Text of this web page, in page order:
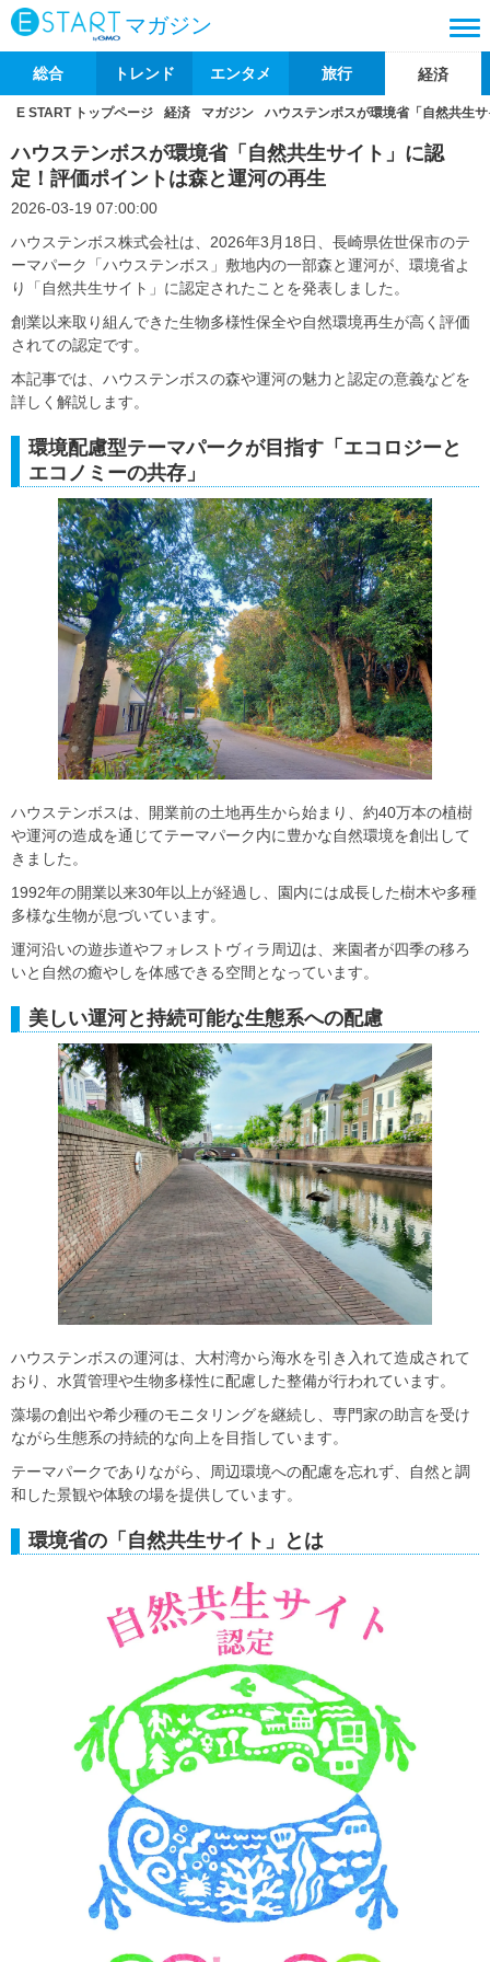
マガジン
総合 トレンド エンタメ 旅行 経済
E START トップページ 経済 マガジン ハウステンボスが環境省「自然共生
ハウステンボスが環境省「自然共生サイト」に認
定！評価ポイントは森と運河の再生
2026-03-19 07:00:00
ハウステンボス株式会社は、2026年3月18日、長崎県佐世保市のテ
ーマパーク「ハウステンボス」敷地内の一部森と運河が、環境省よ
り「自然共生サイト」に認定されたことを発表しました。
創業以来取り組んできた生物多様性保全や自然環境再生が高く評価
されての認定です。
本記事では、ハウステンボスの森や運河の魅力と認定の意義などを
詳しく解説します。
環境配慮型テーマパークが目指す「エコロジーと
エコノミーの共存」
ハウステンボスは、開業前の土地再生から始まり、約40万本の植樹
や運河の造成を通じてテーマパーク内に豊かな自然環境を創出して
きました。
1992年の開業以来30年以上が経過し、園内には成長した樹木や多種
多様な生物が息づいています。
運河沿いの遊歩道やフォレストヴィラ周辺は、来園者が四季の移ろ
いと自然の癒やしを体感できる空間となっています。
美しい運河と持続可能な生態系への配慮
ハウステンボスの運河は、大村湾から海水を引き入れて造成されて
おり、水質管理や生物多様性に配慮した整備が行われています。
藻場の創出や希少種のモニタリングを継続し、専門家の助言を受け
ながら生態系の持続的な向上を目指しています。
テーマパークでありながら、周辺環境への配慮を忘れず、自然と調
和した景観や体験の場を提供しています。
環境省の「自然共生サイト」とは